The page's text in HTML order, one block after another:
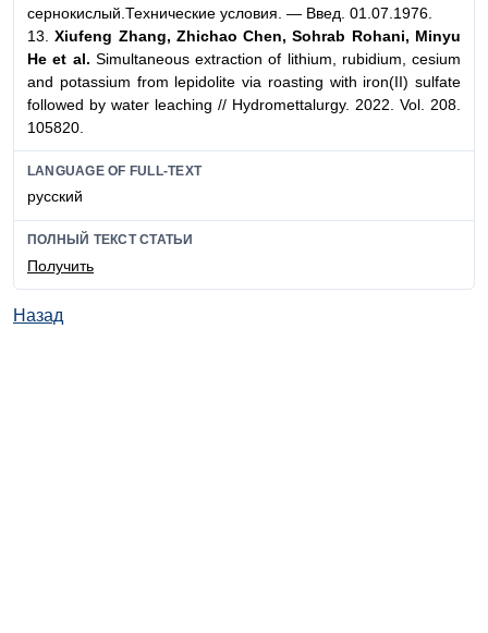
сернокислый.Технические условия. — Введ. 01.07.1976.
13.Xiufeng Zhang, Zhichao Chen, Sohrab Rohani, Minyu
He et al. Simultaneous extraction of lithium, rubidium, cesium
and potassium from lepidolite via roasting with iron(II) sulfate
followed by water leaching // Hydromettalurgy. 2022. Vol. 208.
105820.
LANGUAGE OF FULL-TEXT
русский
ПОЛНЫЙ ТЕКСТ СТАТЬИ
Получить
Назад